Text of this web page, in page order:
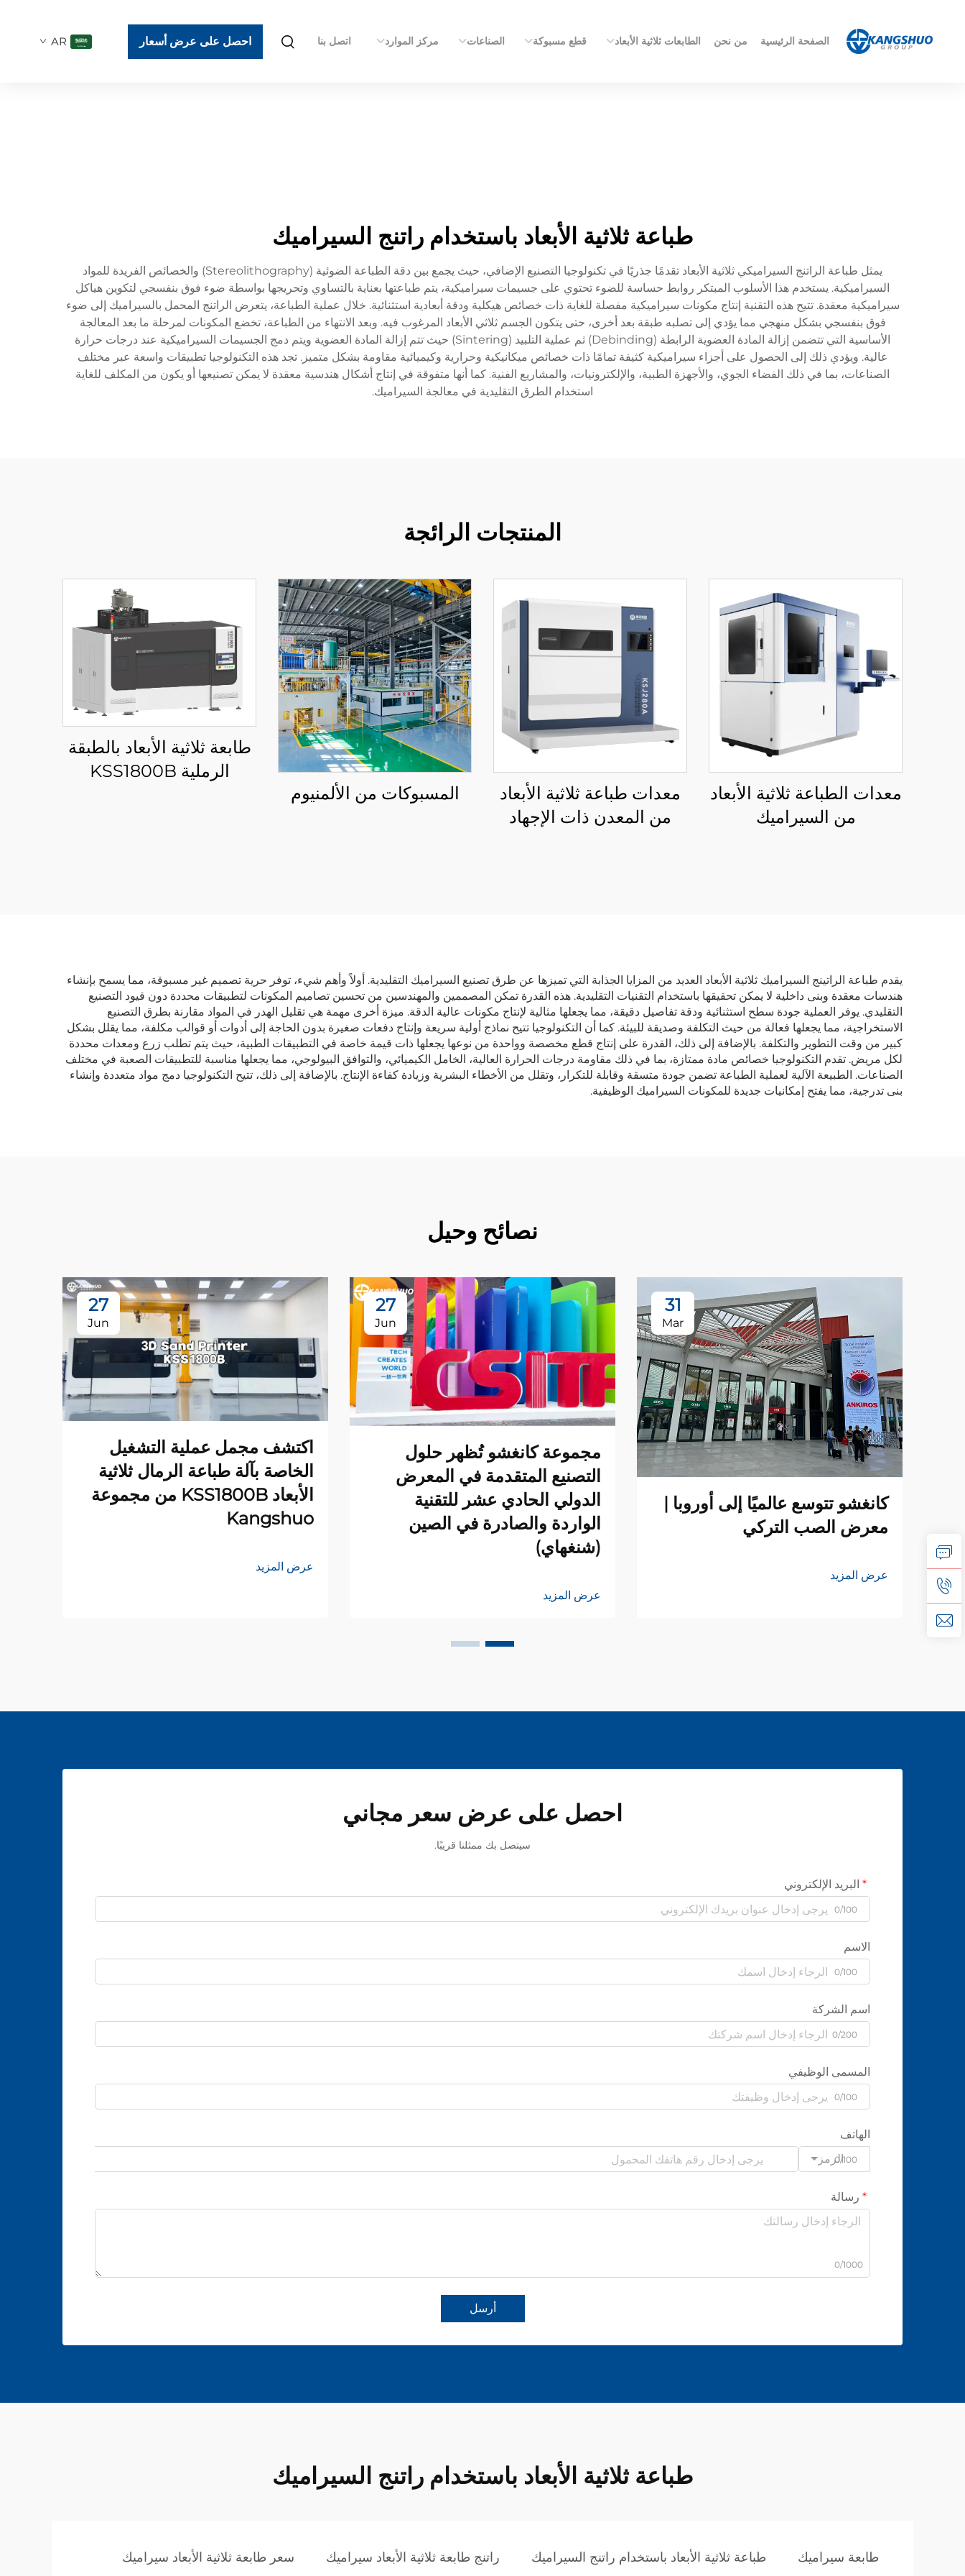
الصفحة الرئيسية من نحن الطابعات ثلاثية الأبعاد قطع مسبوكة الصناعات مركز الموارد اتصل بنا احصل على عرض أسعار AR
طباعة ثلاثية الأبعاد باستخدام راتنج السيراميك
يمثل طباعة الراتنج السيراميكي ثلاثية الأبعاد تقدمًا جذريًا في تكنولوجيا التصنيع الإضافي، حيث يجمع بين دقة الطباعة الضوئية (Stereolithography) والخصائص الفريدة للمواد
السيراميكية. يستخدم هذا الأسلوب المبتكر روابط حساسة للضوء تحتوي على جسيمات سيراميكية، يتم طباعتها بعناية بالتساوي وتحريجها بواسطة ضوء فوق بنفسجي لتكوين هياكل
سيراميكية معقدة. تتيح هذه التقنية إنتاج مكونات سيراميكية مفصلة للغاية ذات خصائص هيكلية ودقة أبعادية استثنائية. خلال عملية الطباعة، يتعرض الراتنج المحمل بالسيراميك إلى ضوء
فوق بنفسجي بشكل منهجي مما يؤدي إلى تصلبه طبقة بعد أخرى، حتى يتكون الجسم ثلاثي الأبعاد المرغوب فيه. وبعد الانتهاء من الطباعة، تخضع المكونات لمرحلة ما بعد المعالجة
الأساسية التي تتضمن إزالة المادة العضوية الرابطة (Debinding) ثم عملية التلبيد (Sintering) حيث تتم إزالة المادة العضوية ويتم دمج الجسيمات السيراميكية عند درجات حرارة
عالية. ويؤدي ذلك إلى الحصول على أجزاء سيراميكية كثيفة تمامًا ذات خصائص ميكانيكية وحرارية وكيميائية مقاومة بشكل متميز. تجد هذه التكنولوجيا تطبيقات واسعة عبر مختلف
الصناعات، بما في ذلك الفضاء الجوي، والأجهزة الطبية، والإلكترونيات، والمشاريع الفنية. كما أنها متفوقة في إنتاج أشكال هندسية معقدة لا يمكن تصنيعها أو يكون من المكلف للغاية
استخدام الطرق التقليدية في معالجة السيراميك.
المنتجات الرائجة
معدات الطباعة ثلاثية الأبعاد
من السيراميك
معدات طباعة ثلاثية الأبعاد
من المعدن ذات الإجهاد
المسبوكات من الألمنيوم
طابعة ثلاثية الأبعاد بالطبقة
الرملية KSS1800B
يقدم طباعة الراتينج السيراميك ثلاثية الأبعاد العديد من المزايا الجذابة التي تميزها عن طرق تصنيع السيراميك التقليدية. أولاً وأهم شيء، توفر حرية تصميم غير مسبوقة، مما يسمح بإنشاء
هندسات معقدة وبنى داخلية لا يمكن تحقيقها باستخدام التقنيات التقليدية. هذه القدرة تمكن المصممين والمهندسين من تحسين تصاميم المكونات لتطبيقات محددة دون قيود التصنيع
التقليدي. يوفر العملية جودة سطح استثنائية ودقة تفاصيل دقيقة، مما يجعلها مثالية لإنتاج مكونات عالية الدقة. ميزة أخرى مهمة هي تقليل الهدر في المواد مقارنة بطرق التصنيع
الاستخراجية، مما يجعلها فعالة من حيث التكلفة وصديقة للبيئة. كما أن التكنولوجيا تتيح نماذج أولية سريعة وإنتاج دفعات صغيرة بدون الحاجة إلى أدوات أو قوالب مكلفة، مما يقلل بشكل
كبير من وقت التطوير والتكلفة. بالإضافة إلى ذلك، القدرة على إنتاج قطع مخصصة وواحدة من نوعها يجعلها ذات قيمة خاصة في التطبيقات الطبية، حيث يتم تطلب زرع ومعدات محددة
لكل مريض. تقدم التكنولوجيا خصائص مادة ممتازة، بما في ذلك مقاومة درجات الحرارة العالية، الخامل الكيميائي، والتوافق البيولوجي، مما يجعلها مناسبة للتطبيقات الصعبة في مختلف
الصناعات. الطبيعة الآلية لعملية الطباعة تضمن جودة متسقة وقابلة للتكرار، وتقلل من الأخطاء البشرية وزيادة كفاءة الإنتاج. بالإضافة إلى ذلك، تتيح التكنولوجيا دمج مواد متعددة وإنشاء
بنى تدرجية، مما يفتح إمكانيات جديدة للمكونات السيراميك الوظيفية.
نصائح وحيل
31
Mar
كانغشو تتوسع عالميًا إلى أوروبا |
معرض الصب التركي
عرض المزيد
27
Jun
مجموعة كانغشو تُظهر حلول
التصنيع المتقدمة في المعرض
الدولي الحادي عشر للتقنية
الواردة والصادرة في الصين
(شنغهاي)
عرض المزيد
27
Jun
اكتشف مجمل عملية التشغيل
الخاصة بآلة طباعة الرمال ثلاثية
الأبعاد KSS1800B من مجموعة
Kangshuo
عرض المزيد
احصل على عرض سعر مجاني
سيتصل بك ممثلنا قريبًا.
البريد الإلكتروني
0/100
الاسم
0/100
اسم الشركة
0/200
المسمى الوظيفي
0/100
الهاتف
الرمز0/100
رسالة
0/1000
أرسل
طباعة ثلاثية الأبعاد باستخدام راتنج السيراميك
طابعة سيراميك طباعة ثلاثية الأبعاد باستخدام راتنج السيراميك راتنج طابعة ثلاثية الأبعاد سيراميك سعر طابعة ثلاثية الأبعاد سيراميك